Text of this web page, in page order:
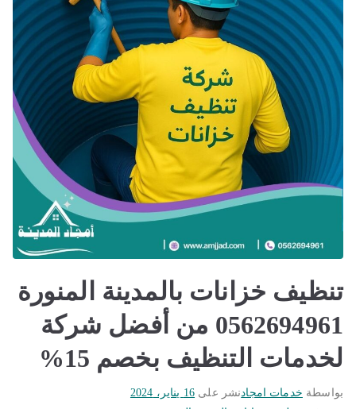
تنظيف خزانات بالمدينة المنورة
0562694961 من أفضل شركة
لخدمات التنظيف بخصم 15%
بواسطة خدمات امجادنشر على 16 يناير، 2024